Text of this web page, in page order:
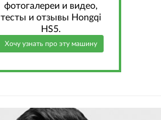
фотогалереи и видео,
тесты и отзывы Hongqi
HS5.
Хочу узнать про эту машину